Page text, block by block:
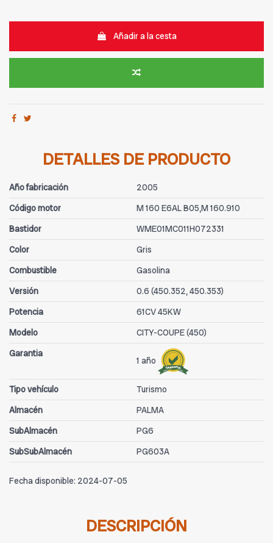
Añadir a la cesta
DETALLES DE PRODUCTO
Año fabricación
2005
Código motor
M 160 E6AL B05,M 160.910
Bastidor
WME01MC011H072331
Color
Gris
Combustible
Gasolina
Versión
0.6 (450.352, 450.353)
Potencia
61CV 45KW
Modelo
CITY-COUPE (450)
Garantia
1 año
Tipo vehículo
Turismo
Almacén
PALMA
SubAlmacén
PG6
SubSubAlmacén
PG603A
Fecha disponible: 2024-07-05
DESCRIPCIÓN